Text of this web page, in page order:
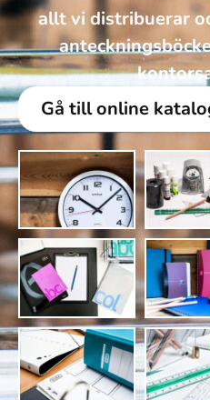
allt vi distribuerar
Gå till online